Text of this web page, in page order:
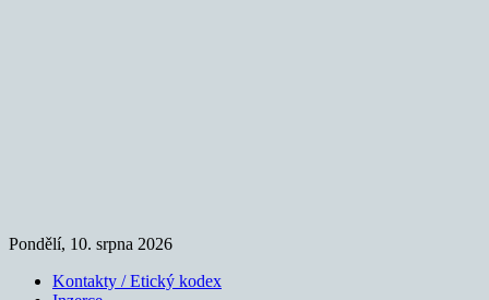
Pondělí, 10. srpna 2026
Kontakty / Etický kodex